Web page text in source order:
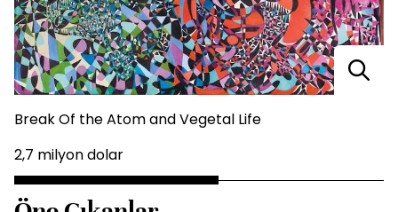
Break Of the Atom and Vegetal Life
2,7 milyon dolar